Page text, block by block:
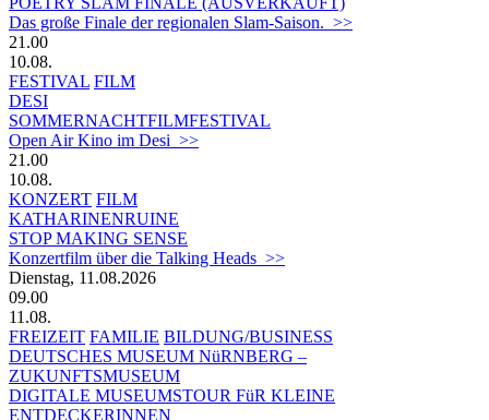
Das große Finale der regionalen Slam-Saison. >>
21.00
10.08.
FESTIVAL FILM
DESI
SOMMERNACHTFILMFESTIVAL
Open Air Kino im Desi >>
21.00
10.08.
KONZERT FILM
KATHARINENRUINE
STOP MAKING SENSE
Konzertfilm über die Talking Heads >>
Dienstag, 11.08.2026
09.00
11.08.
FREIZEIT FAMILIE BILDUNG/BUSINESS
DEUTSCHES MUSEUM NüRNBERG –
ZUKUNFTSMUSEUM
DIGITALE MUSEUMSTOUR FüR KLEINE
ENTDECKERINNEN